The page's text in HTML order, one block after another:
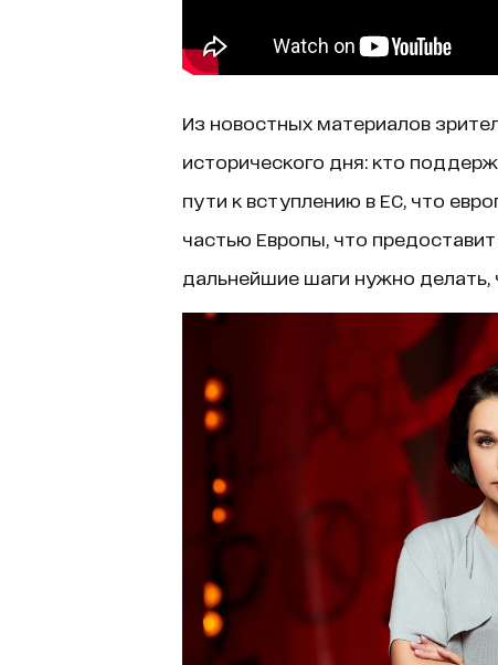
Из новостных материалов
исторического дня: кто
пути к вступлению в ЕС, что
частью Европы, что
дальнейшие шаги нужно делать,